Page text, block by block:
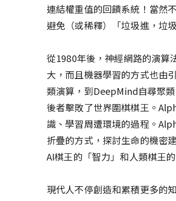
連結權重值的回饋系統！當然
避免（或稀釋）「垃圾進，垃
從1980年後，神經網路的演算
大，而且機器學習的方式也由
類演算，到DeepMind自尋聚
後者擊敗了世界圍棋棋王。
識、學習周遭環境的過程。
折疊的方式，探討生命的機密
AI棋王的「智力」和人類棋王
現代人不停創造和累積更多的